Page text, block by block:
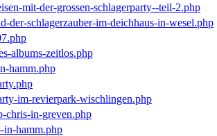
mit-der-grossen-schlagerparty--teil-2.php
der-schlagerzauber-im-deichhaus-in-wesel.php
albums-zeitlos.php
hamm.php
im-revierpark-wischlingen.php
chris-in-greven.php
in-hamm.php